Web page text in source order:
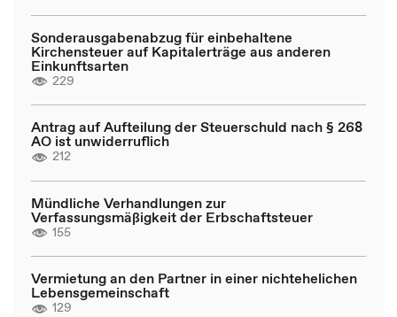
Sonderausgabenabzug für einbehaltene
Kirchensteuer auf Kapitalerträge aus anderen
Einkunftsarten
229
Antrag auf Aufteilung der Steuerschuld nach § 268
AO ist unwiderruflich
212
Mündliche Verhandlungen zur
Verfassungsmäßigkeit der Erbschaftsteuer
155
Vermietung an den Partner in einer nichtehelichen
Lebensgemeinschaft
129